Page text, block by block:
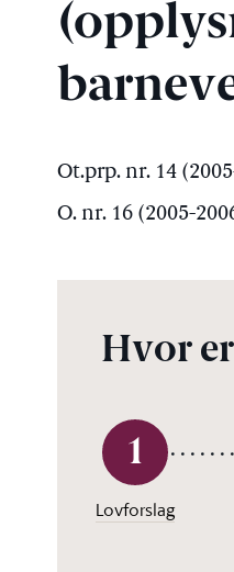
Ot.prp. nr. 14
O. nr. 16 (2005-
Hvor
1
Lovforslag